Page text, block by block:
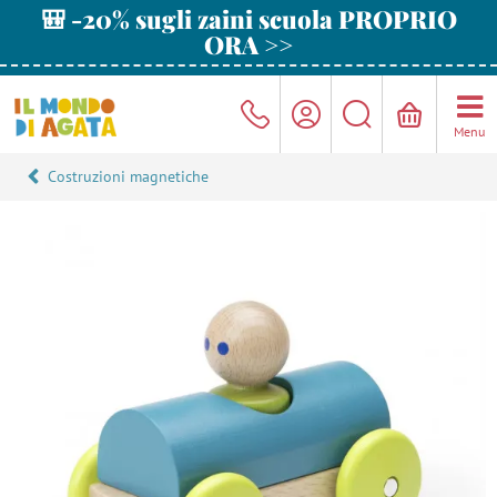
🎒 -20% sugli zaini scuola PROPRIO
ORA >>
Menu
Costruzioni magnetiche